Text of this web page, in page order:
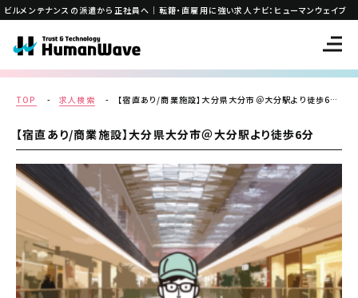
ビルメンテナンスの派遣から正社員へ｜転籍・直雇用に強い求人ナビ：ヒューマンウェイブ
TOP 求人検索 【宿直あり/商業施設】大分県大分市＠大分駅より徒歩6分(九州・沖縄地方 大分県)
【宿直あり/商業施設】大分県大分市＠大分駅より徒歩6分